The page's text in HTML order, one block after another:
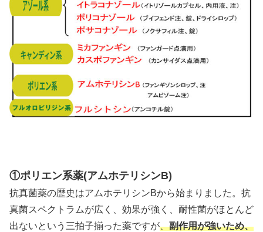
①ポリエン系薬(アムホテリシンB)
抗真菌薬の歴史はアムホテリシンBから始まりました。抗
真菌スペクトラムが広く、効果が強く、耐性菌がほとんど
出ないという三拍子揃った薬ですが、副作用が強いため、